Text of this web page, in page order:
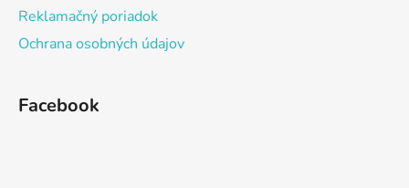
Reklamačný poriadok
Ochrana osobných údajov
Facebook